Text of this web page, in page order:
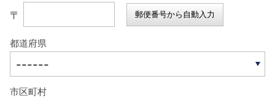
〒 郵便番号から自動入力
都道府県
市区町村